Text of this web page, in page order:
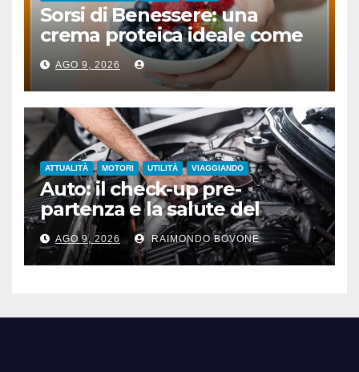
Sorsi di Benessere: una
crema proteica ideale come
spuntino
AGO 9, 2026
ATTUALITÀ MOTORI UTILITÀ VIAGGIANDO
Auto: il check-up pre-
partenza e la salute del
motore sotto il sole
AGO 9, 2026 RAIMONDO BOVONE